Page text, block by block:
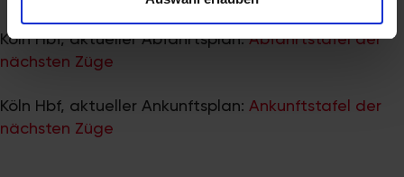
analysieren. Außerdem geben wir Informationen zu Ihrer
Verwendung unserer Website an unsere Partner für
soziale Medien, Werbung und Analysen weiter. Unsere
weiteren Daten zusammen, die Sie ihnen bereitgestellt
haben oder die sie im Rahmen Ihrer Nutzung der Dienste
Köln Hbf, aktueller Abfahrtsplan:Abfahrtstafel der
nächsten Züge
Köln Hbf, aktueller Ankunftsplan: Ankunftstafel der
nächsten Züge